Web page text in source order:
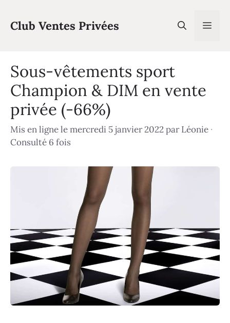
contenu
Club Ventes Privées
Sous-vêtements sport
Champion & DIM en vente
privée (-66%)
Mis en ligne le mercredi 5 janvier 2022parLéonie ·
Consulté 6 fois